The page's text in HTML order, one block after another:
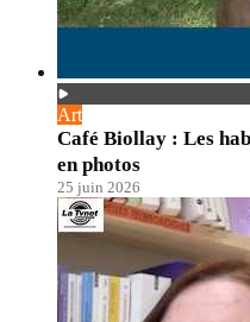
Art
Café Biollay : Les
en photos
25 juin 2026